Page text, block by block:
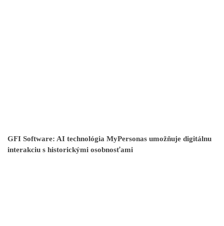
GFI Software: AI technológia MyPersonas umožňuje digitálnu
interakciu s historickými osobnosťami